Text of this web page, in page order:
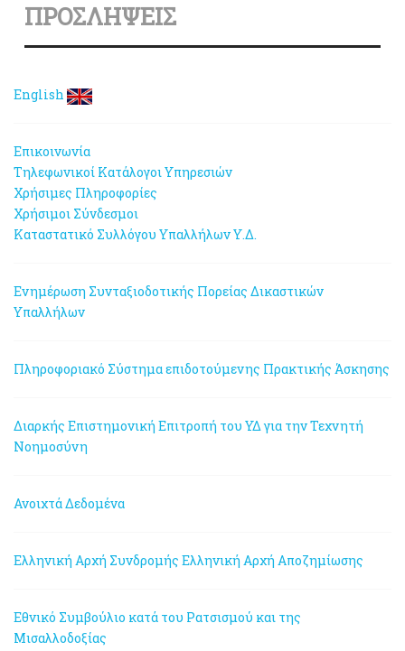
ΠΡΟΣΛΗΨΕΙΣ
English
Επικοινωνία
Τηλεφωνικοί Κατάλογοι Υπηρεσιών
Χρήσιμες Πληροφορίες
Χρήσιμοι Σύνδεσμοι
Καταστατικό Συλλόγου Υπαλλήλων Υ.Δ.
Ενημέρωση Συνταξιοδοτικής Πορείας Δικαστικών
Υπαλλήλων
Πληροφοριακό Σύστημα επιδοτούμενης Πρακτικής Άσκησης
Διαρκής Επιστημονική Επιτροπή του ΥΔ για την Τεχνητή
Νοημοσύνη
Ανοιχτά Δεδομένα
Ελληνική Αρχή Συνδρομής Ελληνική Αρχή Αποζημίωσης
Εθνικό Συμβούλιο κατά του Ρατσισμού και της
Μισαλλοδοξίας